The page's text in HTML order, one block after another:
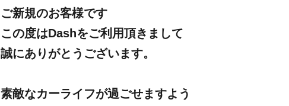
ご新規のお客様です
この度はDashをご利用頂きまして
誠にありがとうございます。
素敵なカーライフが過ごせますよう